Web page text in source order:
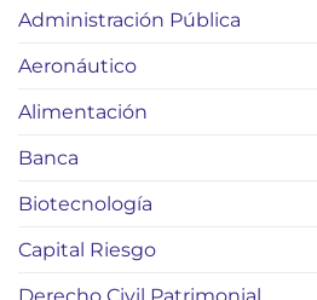
Administración Pública
Aeronáutico
Alimentación
Banca
Biotecnología
Capital Riesgo
Derecho Civil Patrimonial